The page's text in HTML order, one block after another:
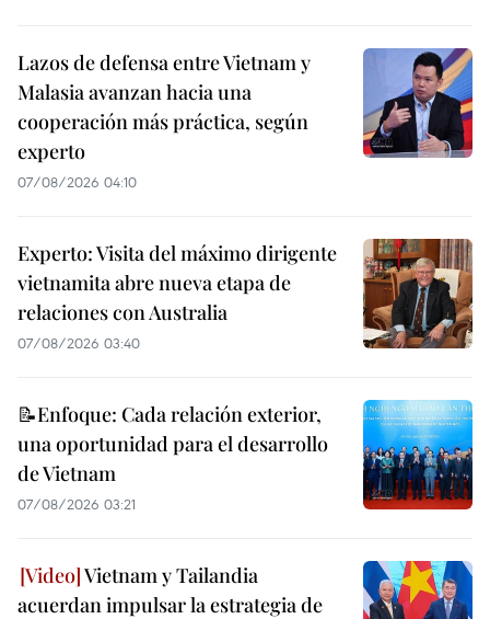
Lazos de defensa entre Vietnam y
Malasia avanzan hacia una
cooperación más práctica, según
experto
07/08/2026 04:10
Experto: Visita del máximo dirigente
vietnamita abre nueva etapa de
relaciones con Australia
07/08/2026 03:40
📝Enfoque: Cada relación exterior,
una oportunidad para el desarrollo
de Vietnam
07/08/2026 03:21
Vietnam y Tailandia
acuerdan impulsar la estrategia de